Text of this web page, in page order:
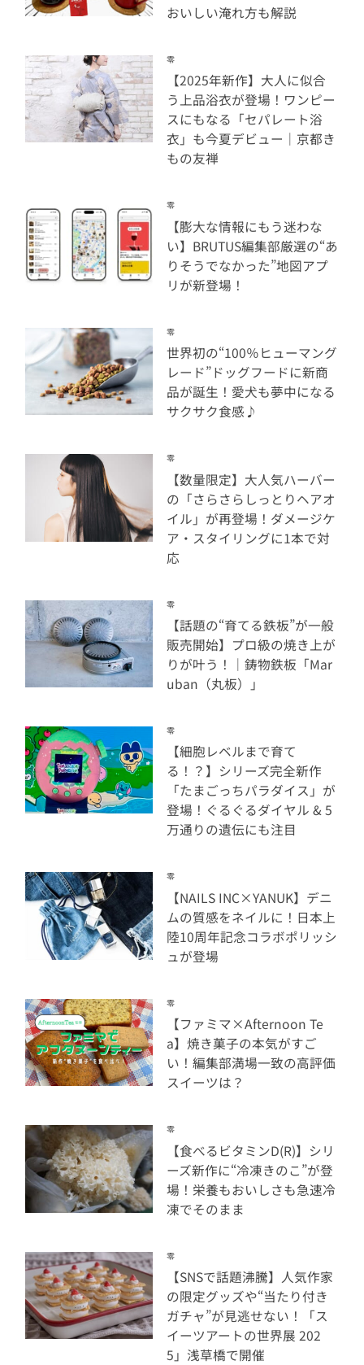
おいしい淹れ方も解説
零
【2025年新作】大人に似合
う上品浴衣が登場！ワンピー
スにもなる「セパレート浴
衣」も今夏デビュー｜京都き
もの友禅
零
【膨大な情報にもう迷わな
い】BRUTUS編集部厳選の“あ
りそうでなかった”地図アプ
リが新登場！
零
世界初の“100％ヒューマング
レード”ドッグフードに新商
品が誕生！愛犬も夢中になる
サクサク食感♪
零
【数量限定】大人気ハーバー
の「さらさらしっとりヘアオ
イル」が再登場！ダメージケ
ア・スタイリングに1本で対
応
零
【話題の“育てる鉄板”が一般
販売開始】プロ級の焼き上が
りが叶う！｜鋳物鉄板「Mar
uban（丸板）」
零
【細胞レベルまで育て
る！？】シリーズ完全新作
「たまごっちパラダイス」が
登場！ぐるぐるダイヤル & 5
万通りの遺伝にも注目
零
【NAILS INC×YANUK】デニ
ムの質感をネイルに！日本上
陸10周年記念コラボポリッシ
ュが登場
零
【ファミマ×Afternoon Te
a】焼き菓子の本気がすご
い！編集部満場一致の高評価
スイーツは？
零
【食べるビタミンD(R)】シリ
ーズ新作に“冷凍きのこ”が登
場！栄養もおいしさも急速冷
凍でそのまま
零
【SNSで話題沸騰】人気作家
の限定グッズや“当たり付き
ガチャ”が見逃せない！「ス
イーツアートの世界展 202
5」浅草橋で開催